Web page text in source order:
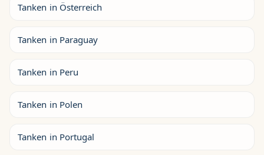
Tanken in Österreich
Tanken in Paraguay
Tanken in Peru
Tanken in Polen
Tanken in Portugal